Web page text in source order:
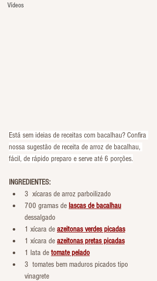
Vídeos
Está sem ideias de receitas com bacalhau? Confira
nossa sugestão de receita de arroz de bacalhau,
fácil, de rápido preparo e serve até 6 porções.
INGREDIENTES:
3  xícaras de arroz parboilizado
700 gramas de lascas de bacalhau
dessalgado
1 xícara de azeitonas verdes picadas
1 xícara de azeitonas pretas picadas
1 lata de tomate pelado
3  tomates bem maduros picados tipo
vinagrete